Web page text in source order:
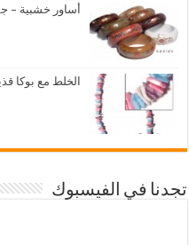
أساور خشبية –
الخلط مع بوكا
تجدنا في الفيسبوك